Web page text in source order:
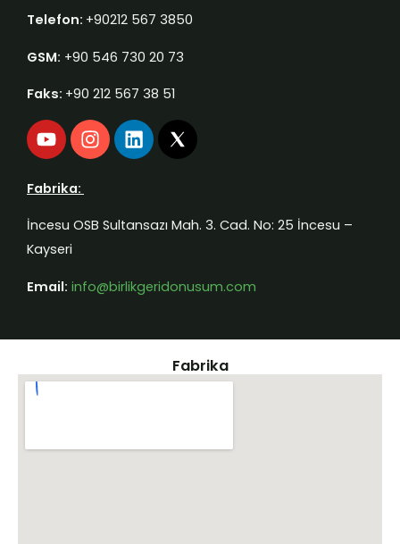
Telefon: +90212 567 3850
GSM: +90 546 730 20 73
Faks: +90 212 567 38 51
Y
o
u
t
b
e
I
n
s
g
m
L
i
n
d
Fabrika:
İncesu OSB Sultansazı Mah. 3. Cad. No: 25 İncesu –
Kayseri
Email: info@birlikgeridonusum.com
Fabrika